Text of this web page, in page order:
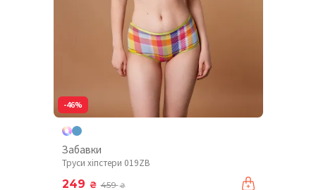
-46%
Забавки
Труси хіпстери 019ZB
249 ₴ 459₴